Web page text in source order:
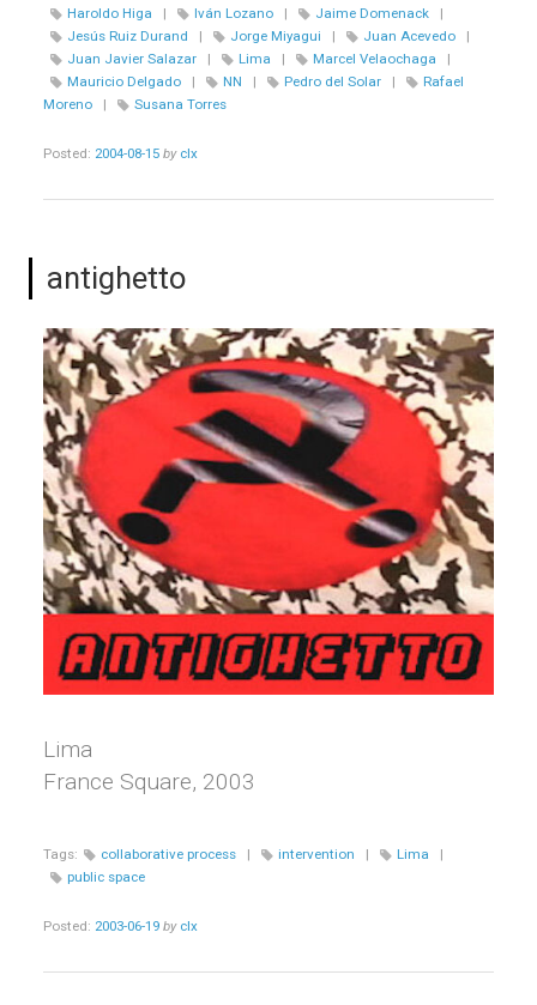
Haroldo Higa
| Iván Lozano | Jaime Domenack
|
Jesús Ruiz Durand
| Jorge Miyagui | Juan Acevedo
|
Juan Javier Salazar
| Lima | Marcel Velaochaga
|
Mauricio Delgado
| NN | Pedro del Solar |
Rafael
Moreno
| Susana Torres
Posted: 2004-08-15 by clx
antighetto
Lima
France Square, 2003
Tags: collaborative process | intervention | Lima
|
public space
Posted: 2003-06-19 by clx